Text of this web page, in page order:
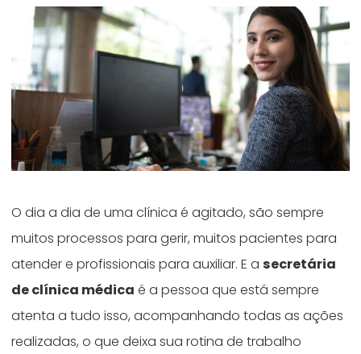
O dia a dia de uma clínica é agitado, são sempre
muitos processos para gerir, muitos pacientes para
atender e profissionais para auxiliar. E asecretária
de clínica médica é a pessoa que está sempre
atenta a tudo isso, acompanhando todas as ações
realizadas, o que deixa sua rotina de trabalho